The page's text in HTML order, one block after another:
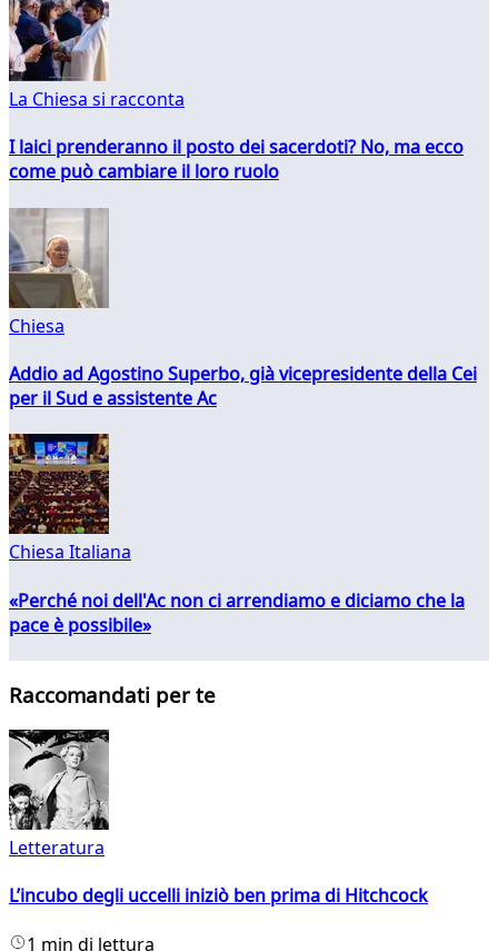
La Chiesa si racconta
I laici prenderanno il posto dei sacerdoti? No, ma ecco
come può cambiare il loro ruolo
Chiesa
Addio ad Agostino Superbo, già vicepresidente della Cei
per il Sud e assistente Ac
Chiesa Italiana
«Perché noi dell'Ac non ci arrendiamo e diciamo che la
pace è possibile»
Raccomandati per te
Letteratura
L’incubo degli uccelli iniziò ben prima di Hitchcock
1 min di lettura